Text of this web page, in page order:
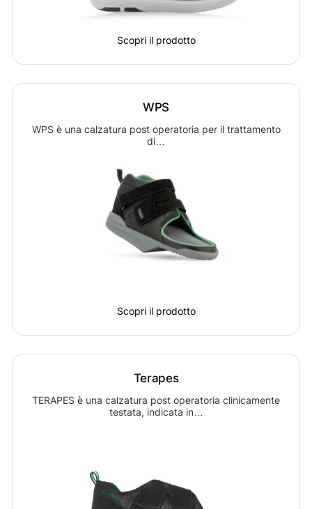
Scopri il prodotto
WPS
WPS è una calzatura post operatoria per il trattamento
di…
Scopri il prodotto
Terapes
TERAPES è una calzatura post operatoria clinicamente
testata, indicata in…